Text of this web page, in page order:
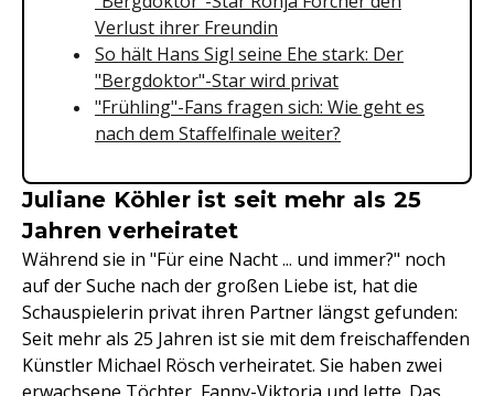
Verlust ihrer Freundin
So hält Hans Sigl seine Ehe stark: Der
"Bergdoktor"-Star wird privat
"Frühling"-Fans fragen sich: Wie geht es
nach dem Staffelfinale weiter?
Juliane Köhler ist seit mehr als 25
Jahren verheiratet
Während sie in "Für eine Nacht ... und immer?" noch
auf der Suche nach der großen Liebe ist, hat die
Schauspielerin privat ihren Partner längst gefunden:
Seit mehr als 25 Jahren ist sie mit dem freischaffenden
Künstler Michael Rösch verheiratet. Sie haben zwei